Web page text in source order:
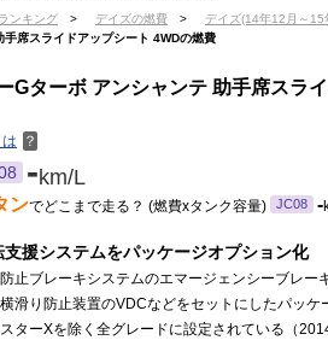
ンキング > デイズの燃費 > デイズ(14年12月～15
席スライドアップシート 4WDの燃費
Gターボ アンシャンテ 助手席スラ
？
-km/L
ンでどこまで走る？ (燃費xタンク容量) JC08 -
支援システムをパッケージオプション化
止ブレーキシステムのエマージェンシーブレー
横滑り防止装置のVDCなどをセットにしたパッ
ターXを除く全グレードに設定されている（